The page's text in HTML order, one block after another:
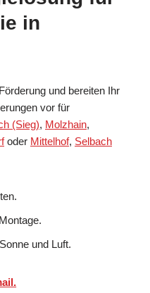
in
und bereiten Ihr
vor für
(Sieg), Molzhain,
oder Mittelhof, Selbach
und Luft.